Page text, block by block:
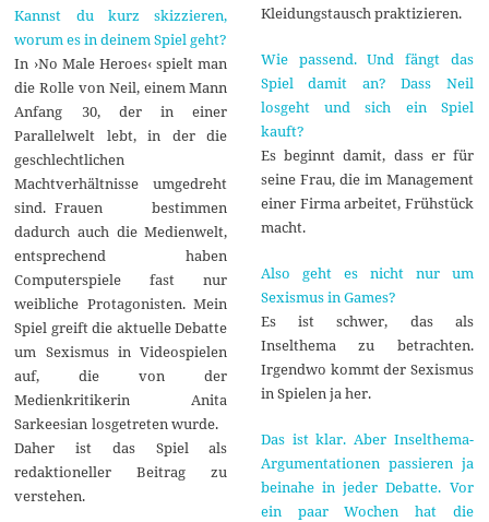
Kannst du kurz skizzieren,
worum es in deinem Spiel geht?
In ›No Male Heroes‹ spielt man
die Rolle von Neil, einem Mann
Anfang 30, der in einer
Parallelwelt lebt, in der die
geschlechtlichen
Machtverhältnisse umgedreht
sind. Frauen bestimmen
dadurch auch die Medienwelt,
entsprechend haben
Computerspiele fast nur
weibliche Protagonisten. Mein
Spiel greift die aktuelle Debatte
um Sexismus in Videospielen
auf, die von der
Medienkritikerin Anita
Sarkeesian losgetreten wurde.
Daher ist das Spiel als
redaktioneller Beitrag zu
verstehen.
Kleidungstausch praktizieren.
Wie passend. Und fängt das
Spiel damit an? Dass Neil
losgeht und sich ein Spiel
kauft?
Es beginnt damit, dass er für
seine Frau, die im Management
einer Firma arbeitet, Frühstück
macht.
Also geht es nicht nur um
Sexismus in Games?
Es ist schwer, das als
Inselthema zu betrachten.
Irgendwo kommt der Sexismus
in Spielen ja her.
Das ist klar. Aber Inselthema-
Argumentationen passieren ja
beinahe in jeder Debatte. Vor
ein paar Wochen hat die